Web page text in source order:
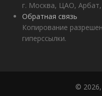
г. Москва, ЦАО,
Обратная связь
Копирование
гиперссылки.
©